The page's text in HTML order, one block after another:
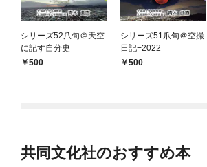
シリーズ52爪句＠天空
に記す自分史
500
シリーズ51爪句＠空撮
日記−2022
500
共同文化社のおすすめ本